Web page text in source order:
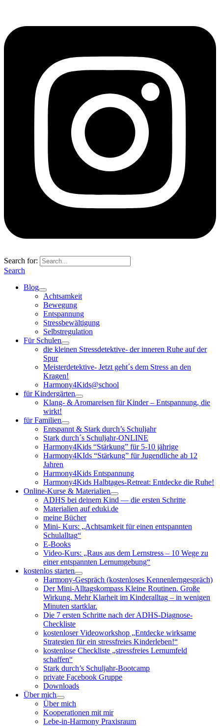
Search for:
Search
Blog
Achtsamkeit
Bewegung
Entspannung
Stressbewältigung
Selbstregulation
Für Schulen
die kleinen Stressdetektive- der inneren Ruhe auf der
Spur
Meisterdetektive- Jetzt geht´s dem Stress an den
Kragen!
Harmony4Kids@school
für Kindergärten
Klang- & Aromareisen für Kinder – Entspannung, die
wirkt!
für Familien
Entspannt & Stark durch’s Schuljahr
Stark durch´s Schuljahr-ONLINE
Harmony4Kids “Stärkung” für 5-10 jährige
Harmony4KIds “Stärkung” für Jugendliche ab 12
Jahren
Harmony4Kids Entspannung
Harmony4Kids Halbtages-Retreat: Entdecke die Ruhe!
Online-Kurse & Materialien
ADHS bei deinem Kind — die ersten Schritte
Materialien auf eduki.de
meine Bücher
Mini- Kurs: „Achtsamkeit für einen entspannten
Schulalltag“
E-Books
Video-Kurs: „Raus aus dem Lernstress – 10 Wege zu
einer entspannten Lernumgebung“
kostenlos starten
Harmony-Gespräch (kostenloses Kennenlerngespräch)
Der Mini-Alltagskompass Kleine Routinen. Große
Wirkung. Mehr Klarheit im Kinderalltag – in wenigen
Minuten startklar.
Die 7 ersten Schritte nach der ADHS-Diagnose-
Checkliste
kostenloser Videoworkshop „Entdecke wirksame
Strategien für ein stressfreies Kinderleben!“
kostenlose Checkliste „stressfreies Lernumfeld
schaffen“
Stark durch’s Schuljahr-Bootcamp
private Facebook Gruppe
Downloads
Über mich
Über mich
Kooperationen mit mir
Lebe-in-Harmony Praxisraum